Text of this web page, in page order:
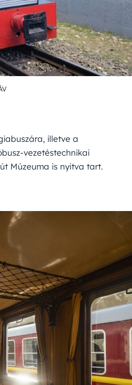
illetve a
vezetéstechnikai
Múzeuma is nyitva tart.